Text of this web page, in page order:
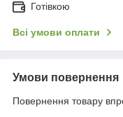
Готівкою
Всі умови оплати
Умови повернення
Повернення товару